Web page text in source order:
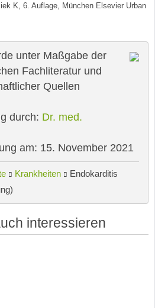
K, 6. Auflage, München Elsevier Urban
unter Maßgabe der
Fachliteratur und
Quellen
durch: Dr. med.
am: 15. November 2021
Krankheiten
Endokarditis
interessieren